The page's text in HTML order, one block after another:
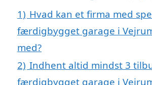
1) Hvad kan et firma med
færdigbygget garage i
med?
2) Indhent altid mindst 3
færdigbygget garage i